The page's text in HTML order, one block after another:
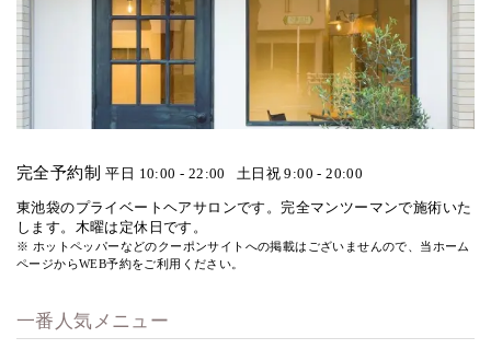
完全予約制平日 10:00 - 22:00 土日祝 9:00 - 20:00
東池袋のプライベートヘアサロンです。完全マンツーマンで施術いた
します。木曜は定休日です。
※ ホットペッパーなどのクーポンサイトへの掲載はございませんので、当ホーム
ページからWEB予約をご利用ください。
一番人気メニュー